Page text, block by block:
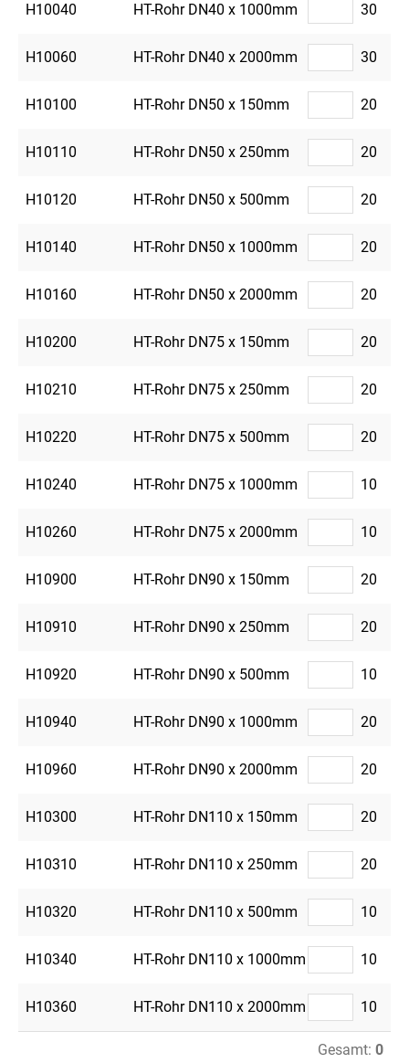
H10040 HT-Rohr DN40 x 1000mm 30
H10060 HT-Rohr DN40 x 2000mm 30
H10100 HT-Rohr DN50 x 150mm 20
H10110 HT-Rohr DN50 x 250mm 20
H10120 HT-Rohr DN50 x 500mm 20
H10140 HT-Rohr DN50 x 1000mm 20
H10160 HT-Rohr DN50 x 2000mm 20
H10200 HT-Rohr DN75 x 150mm 20
H10210 HT-Rohr DN75 x 250mm 20
H10220 HT-Rohr DN75 x 500mm 20
H10240 HT-Rohr DN75 x 1000mm 10
H10260 HT-Rohr DN75 x 2000mm 10
H10900 HT-Rohr DN90 x 150mm 20
H10910 HT-Rohr DN90 x 250mm 20
H10920 HT-Rohr DN90 x 500mm 10
H10940 HT-Rohr DN90 x 1000mm 20
H10960 HT-Rohr DN90 x 2000mm 20
H10300 HT-Rohr DN110 x 150mm 20
H10310 HT-Rohr DN110 x 250mm 20
H10320 HT-Rohr DN110 x 500mm 10
H10340 HT-Rohr DN110 x 1000mm 10
H10360 HT-Rohr DN110 x 2000mm 10
Gesamt: 0